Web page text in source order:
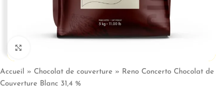
Accueil » Chocolat de couverture » Reno Concerto Chocolat de
Couverture Blanc 31,4 %